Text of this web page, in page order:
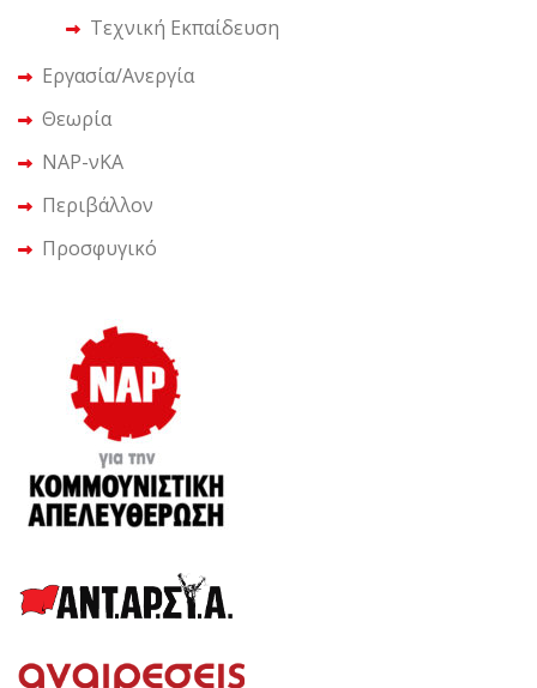
Τεχνική Εκπαίδευση
Εργασία/Ανεργία
Θεωρία
ΝΑΡ-νΚΑ
Περιβάλλον
Προσφυγικό